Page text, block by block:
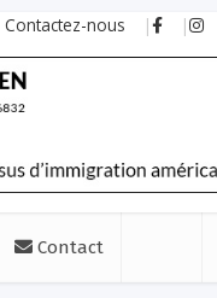
Contactez-nous
Contact